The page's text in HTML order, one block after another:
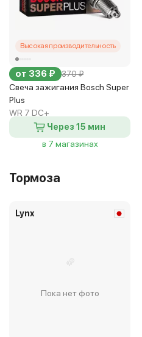
Высокая производительность
от 336 ₽ 370 ₽
Свеча зажигания Bosch Super
Plus
WR 7 DC+
Через 15 мин
в 7 магазинах
Тормоза
Пока нет фото
Lynx